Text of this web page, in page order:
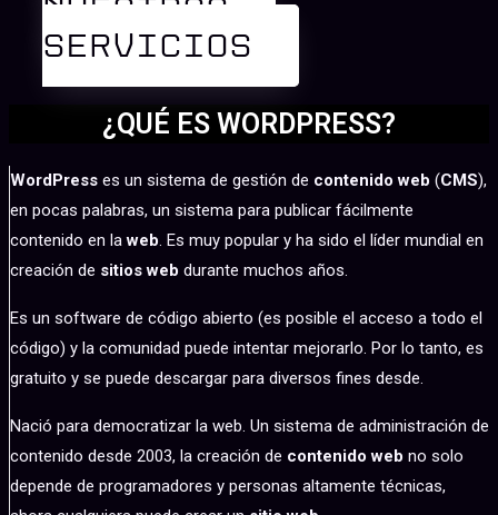
NUESTROS
SERVICIOS
¿QUÉ ES WORDPRESS?
WordPress es un sistema de gestión de contenido web (CMS),
en pocas palabras, un sistema para publicar fácilmente
contenido en laweb. Es muy popular y ha sido el líder mundial en
creación de sitios web durante muchos años.
Es un software de código abierto (es posible el acceso a todo el
código) y la comunidad puede intentar mejorarlo. Por lo tanto, es
gratuito y se puede descargar para diversos fines desde.
Nació para democratizar la web. Un sistema de administración de
contenido desde 2003, la creación de contenido web no solo
depende de programadores y personas altamente técnicas,